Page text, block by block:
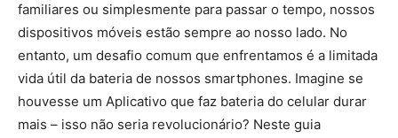
familiares ou simplesmente para passar o tempo, nossos
dispositivos móveis estão sempre ao nosso lado. No
entanto, um desafio comum que enfrentamos é a limitada
vida útil da bateria de nossos smartphones. Imagine se
houvesse um Aplicativo que faz bateria do celular durar
mais – isso não seria revolucionário? Neste guia